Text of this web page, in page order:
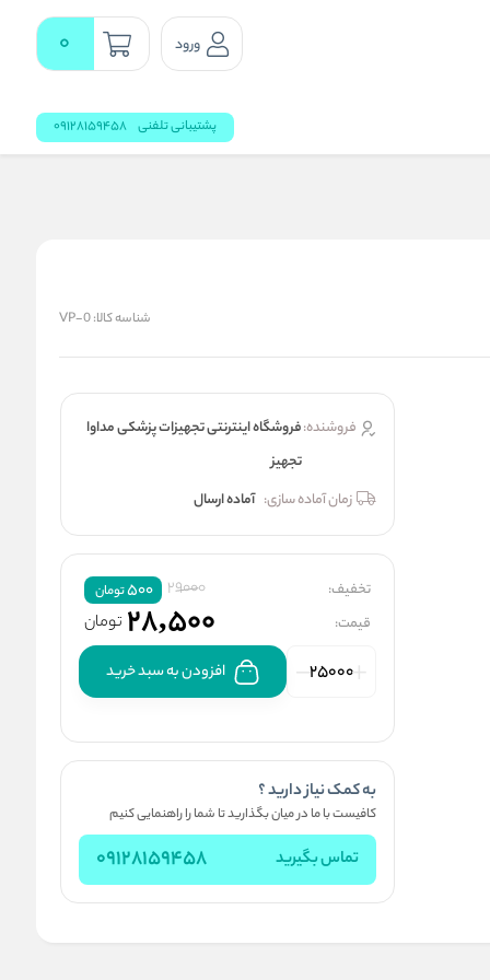
ورود 0
پشتیبانی تلفنی 09128159458
شناسه کالا:VP-0
فروشنده:فروشگاه اینترنتی تجهیزات پزشکی مداوا
تجهیز
زمان آماده سازی: آماده ارسال
تخفیف: 29000
500تومان
قیمت: 28,500 تومان
افزودن به سبد خرید
به کمک نیاز دارید ؟
کافیست با ما در میان بگذارید تا شما را راهنمایی کنیم
تماس بگیرید 09128159458